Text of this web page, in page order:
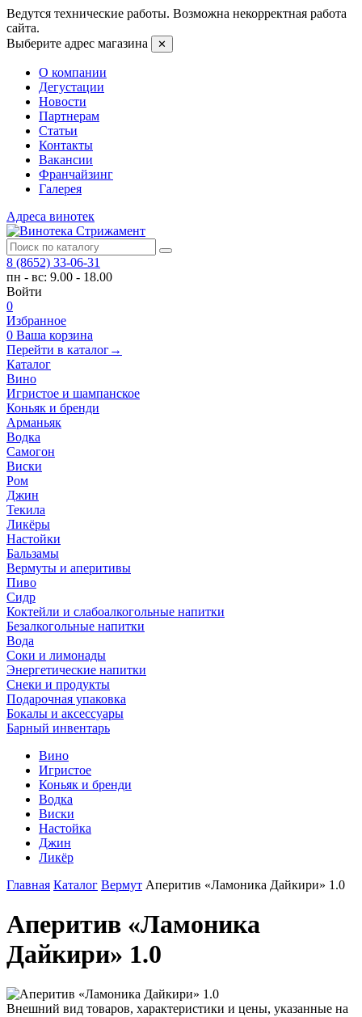
Ведутся технические работы. Возможна некорректная работа
сайта.
Выберите адрес магазина
✕
О компании
Дегустации
Новости
Партнерам
Статьи
Контакты
Вакансии
Франчайзинг
Галерея
Адреса винотек
8 (8652) 33-06-31
пн - вс: 9.00 - 18.00
Войти
0
Избранное
0 Ваша корзина
Перейти в каталог→
Каталог
Вино
Игристое и шампанское
Коньяк и бренди
Арманьяк
Водка
Самогон
Виски
Ром
Джин
Текила
Ликёры
Настойки
Бальзамы
Вермуты и аперитивы
Пиво
Сидр
Коктейли и слабоалкогольные напитки
Безалкогольные напитки
Вода
Соки и лимонады
Энергетические напитки
Снеки и продукты
Подарочная упаковка
Бокалы и аксессуары
Барный инвентарь
Вино
Игристое
Коньяк и бренди
Водка
Виски
Настойка
Джин
Ликёр
Главная Каталог Вермут Аперитив «Ламоника Дайкири» 1.0
Аперитив «Ламоника
Дайкири» 1.0
Внешний вид товаров, характеристики и цены, указанные на